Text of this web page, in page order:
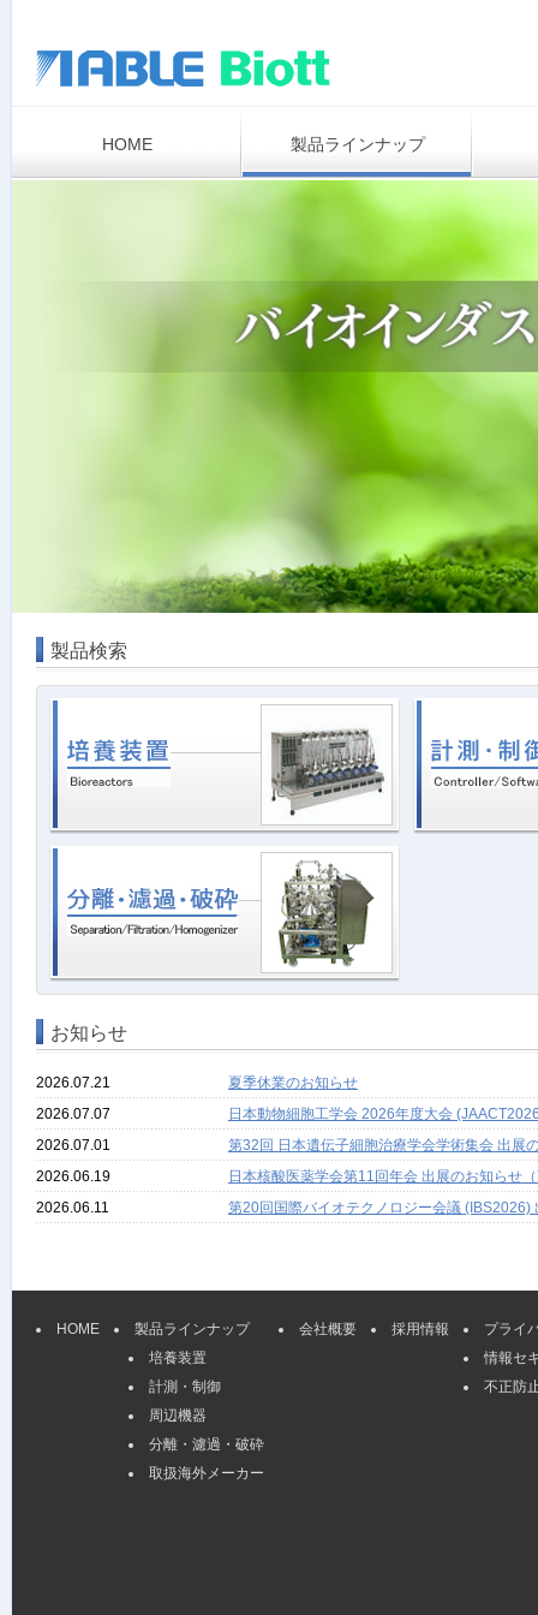
HOME 製品ラインナップ
製品検索
お知らせ
2026.07.21
夏季休業のお知らせ
2026.07.07
日本動物細胞工学会 2026年度大会
2026.07.01
第32回 日本遺伝子細胞治療学会学術集会 出展
2026.06.19
日本核酸医薬学会第11回年会 出展のお知らせ
2026.06.11
第20回国際バイオテクノロジー会議
HOME
製品ラインナップ
培養装置
計測・制御
周辺機器
分離・濾過・破砕
取扱海外メーカー
会社概要 採用情報
プライ
情報セ
不正防